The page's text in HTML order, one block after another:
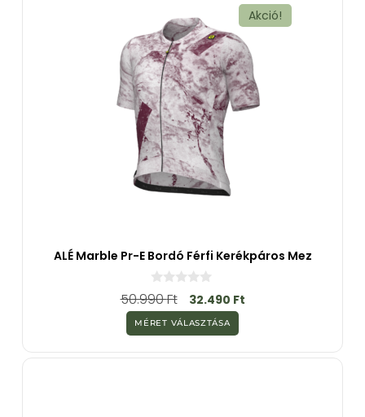
Akció!
ALÉ Marble Pr-E Bordó Férfi Kerékpáros Mez
0
a
5
-
b
ő
50.990Ft 32.490 Ft
MÉRET VÁLASZTÁSA